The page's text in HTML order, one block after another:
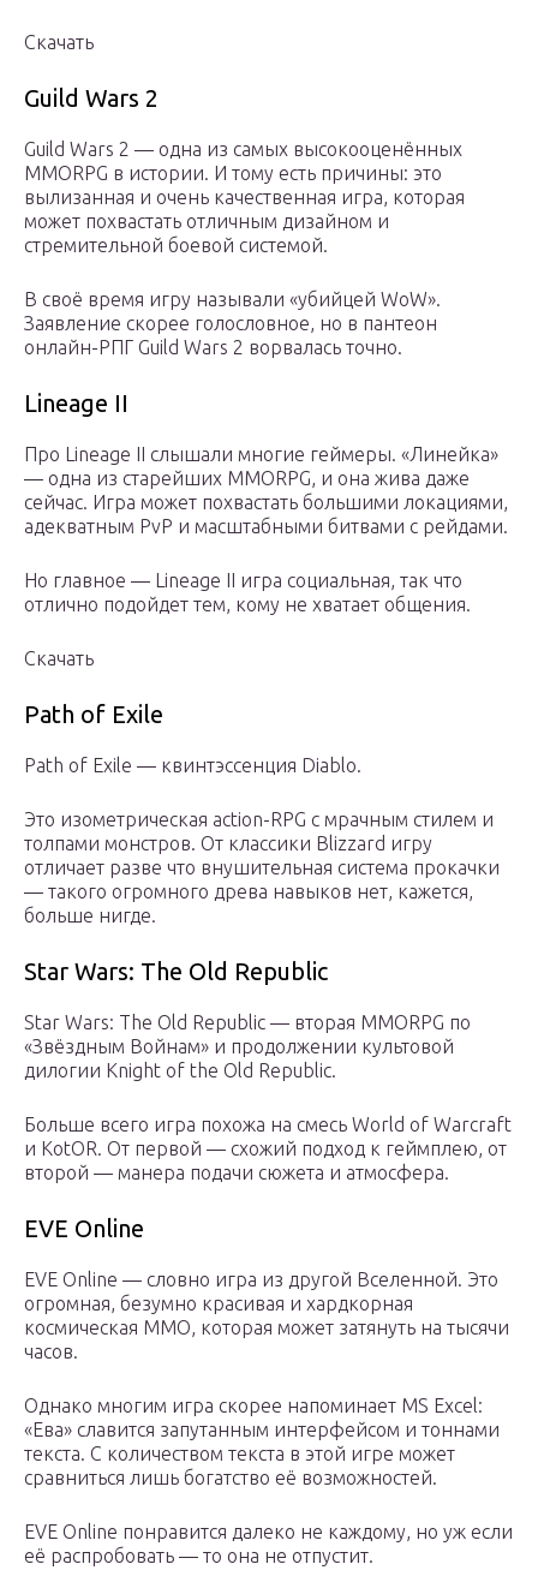
Скачать
Guild Wars 2
Guild Wars 2 — одна из самых высокооценённых
MMORPG в истории. И тому есть причины: это
вылизанная и очень качественная игра, которая
может похвастать отличным дизайном и
стремительной боевой системой.
В своё время игру называли «убийцей WoW».
Заявление скорее голословное, но в пантеон
онлайн-РПГ Guild Wars 2 ворвалась точно.
Lineage II
Про Lineage II слышали многие геймеры. «Линейка»
— одна из старейших MMORPG, и она жива даже
сейчас. Игра может похвастать большими локациями,
адекватным PvP и масштабными битвами с рейдами.
Но главное — Lineage II игра социальная, так что
отлично подойдет тем, кому не хватает общения.
Скачать
Path of Exile
Path of Exile — квинтэссенция Diablo.
Это изометрическая action-RPG с мрачным стилем и
толпами монстров. От классики Blizzard игру
отличает разве что внушительная система прокачки
— такого огромного древа навыков нет, кажется,
больше нигде.
Star Wars: The Old Republic
Star Wars: The Old Republic — вторая MMORPG по
«Звёздным Войнам» и продолжении культовой
дилогии Knight of the Old Republic.
Больше всего игра похожа на смесь World of Warcraft
и KotOR. От первой — схожий подход к геймплею, от
второй — манера подачи сюжета и атмосфера.
EVE Online
EVE Online — словно игра из другой Вселенной. Это
огромная, безумно красивая и хардкорная
космическая ММО, которая может затянуть на тысячи
часов.
Однако многим игра скорее напоминает MS Excel:
«Ева» славится запутанным интерфейсом и тоннами
текста. С количеством текста в этой игре может
сравниться лишь богатство её возможностей.
EVE Online понравится далеко не каждому, но уж если
её распробовать — то она не отпустит.